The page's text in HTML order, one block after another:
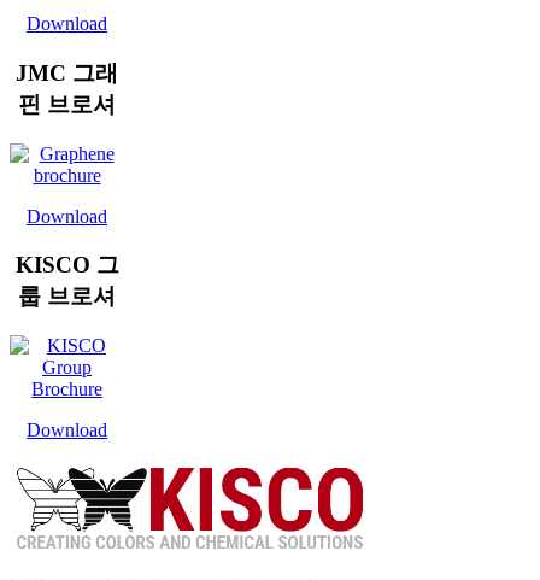
Download
JMC 그래
핀 브로셔
Download
KISCO 그
룹 브로셔
Download